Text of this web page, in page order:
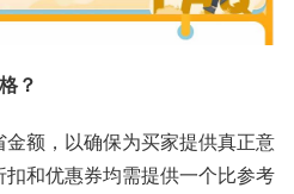
？
额，以确保为买家提供真正意
扣和优惠券均需提供一个比参考